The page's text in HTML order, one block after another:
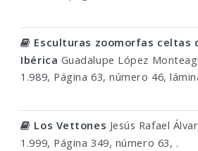
Esculturas zoomorfas celtas
Ibérica Guadalupe López
1.989, Página 63, número 46,
Los Vettones Jesús Rafael
1.999, Página 349, número 63, .